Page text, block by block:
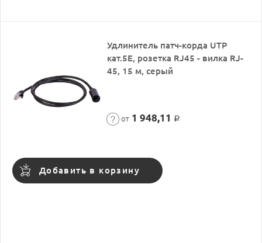
Удлинитель патч-корда UTP
кат.5E, розетка RJ45 - вилка RJ-
45, 15 м, серый
от 1 948,11 Р
Добавить в корзину